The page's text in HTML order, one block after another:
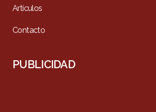
Artículos
Contacto
PUBLICIDAD